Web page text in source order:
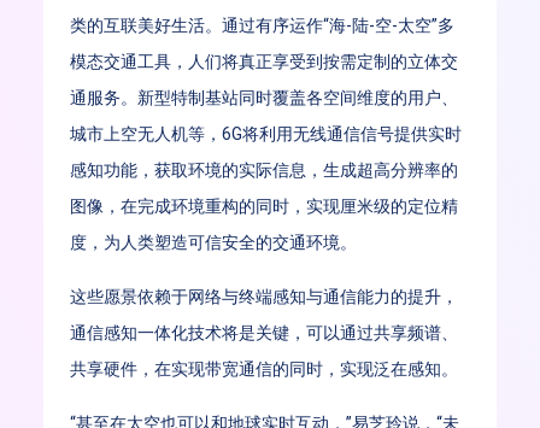
类的互联美好生活。通过有序运作“海-陆-空-太空”多
模态交通工具，人们将真正享受到按需定制的立体交
通服务。新型特制基站同时覆盖各空间维度的用户、
城市上空无人机等，6G将利用无线通信信号提供实时
感知功能，获取环境的实际信息，生成超高分辨率的
图像，在完成环境重构的同时，实现厘米级的定位精
度，为人类塑造可信安全的交通环境。
这些愿景依赖于网络与终端感知与通信能力的提升，
通信感知一体化技术将是关键，可以通过共享频谱、
共享硬件，在实现带宽通信的同时，实现泛在感知。
“甚至在太空也可以和地球实时互动，”易芝玲说，“未